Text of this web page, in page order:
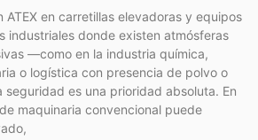
ATEX en carretillas elevadoras y equipos
industriales donde existen atmósferas
—como en la industria química,
o logística con presencia de polvo o
es una prioridad absoluta. En
maquinaria convencional puede